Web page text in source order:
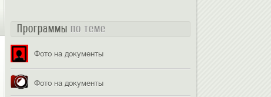
Программы по теме
Фото на документы
Фото на документы